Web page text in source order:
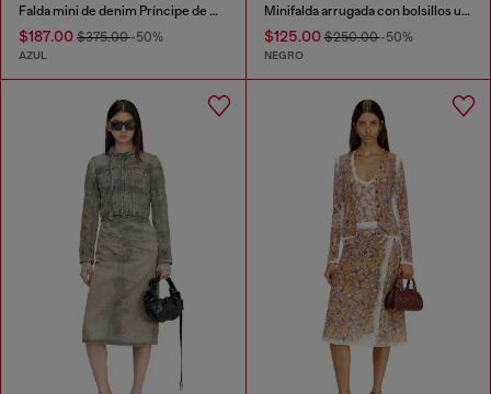
Falda mini de denim Príncipe de Gales
$187.00 $375.00-50%
AZUL
Minifalda arrugada con bolsillos utility
$125.00$250.00-50%
NEGRO